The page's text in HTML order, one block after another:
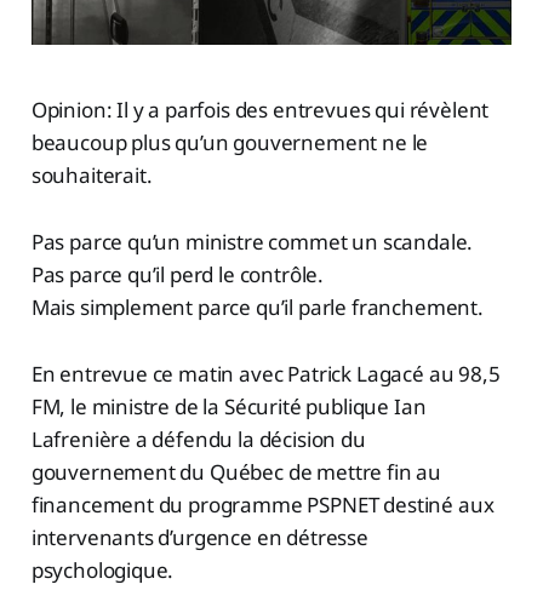
Opinion: Il y a parfois des entrevues qui révèlent
beaucoup plus qu’un gouvernement ne le
souhaiterait.
Pas parce qu’un ministre commet un scandale.
Pas parce qu’il perd le contrôle.
Mais simplement parce qu’il parle franchement.
En entrevue ce matin avec Patrick Lagacé au 98,5
FM, le ministre de la Sécurité publique Ian
Lafrenière a défendu la décision du
gouvernement du Québec de mettre fin au
financement du programme PSPNET destiné aux
intervenants d’urgence en détresse
psychologique.